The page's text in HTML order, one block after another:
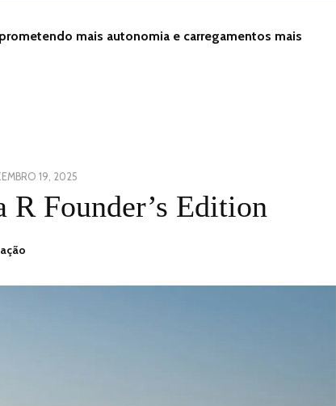
mais autonomia e carregamentos mais
19, 2025
2025
R Founder’s Edition